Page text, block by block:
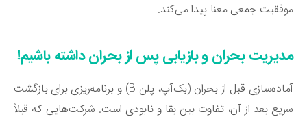
جمعی معنا پیدا می‌کند.
بحران و بازیابی پس از بحران داشته باشیم!
آماده‌سازی قبل از بحران (بک‌آپ، پلن B) و برنامه‌ریزی برای بازگشت
بعد از آن، تفاوت بین بقا و نابودی است. شرکت‌هایی که قبلاً